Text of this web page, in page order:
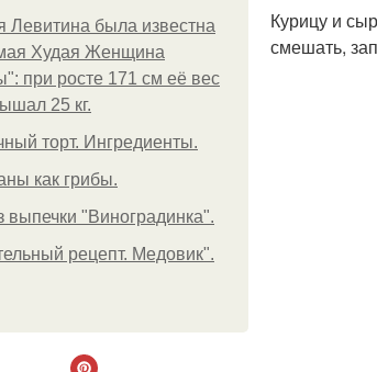
Левитина была известна
Худая Женщина
при росте 171 см её вес
25 кг.
торт. Ингредиенты.
как грибы.
выпечки "Виноградинка".
рецепт. Медовик".
Курицу и
смешать,